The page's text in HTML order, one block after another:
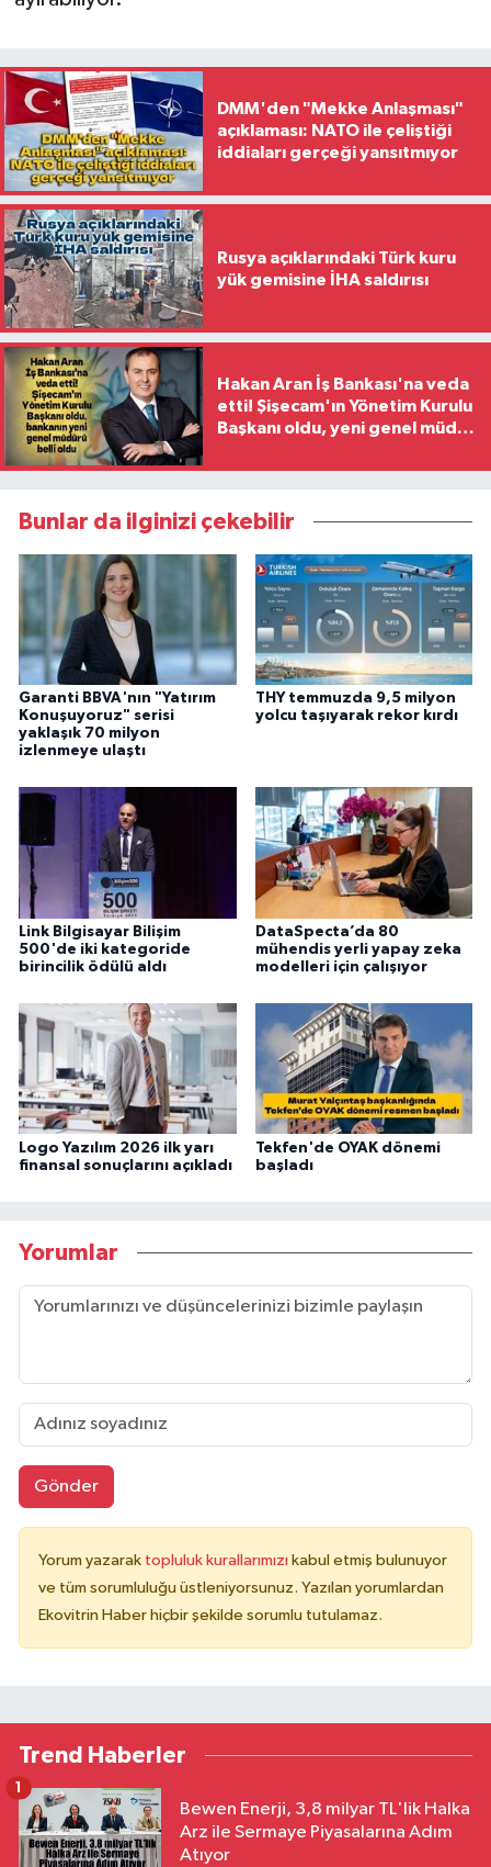
DMM'den "Mekke Anlaşması"
açıklaması: NATO ile çeliştiği
iddiaları gerçeği yansıtmıyor
Rusya açıklarındaki Türk kuru
yük gemisine İHA saldırısı
Hakan Aran İş Bankası'na veda
etti! Şişecam'ın Yönetim Kurulu
Başkanı oldu, yeni genel müdür
Bunlar da ilginizi çekebilir
Garanti BBVA'nın "Yatırım
Konuşuyoruz" serisi
yaklaşık 70 milyon
izlenmeye ulaştı
THY temmuzda 9,5 milyon
yolcu taşıyarak rekor kırdı
Link Bilgisayar Bilişim
500'de iki kategoride
birincilik ödülü aldı
DataSpecta’da 80
mühendis yerli yapay zeka
modelleri için çalışıyor
Logo Yazılım 2026 ilk yarı
finansal sonuçlarını açıkladı
Tekfen'de OYAK dönemi
başladı
Yorumlar
Gönder
Yorum yazarak topluluk kurallarımızı kabul etmiş bulunuyor
ve tüm sorumluluğu üstleniyorsunuz. Yazılan yorumlardan
Ekovitrin Haber hiçbir şekilde sorumlu tutulamaz.
Trend Haberler
Bewen Enerji, 3,8 milyar TL'lik Halka
Arz ile Sermaye Piyasalarına Adım
Atıyor
1